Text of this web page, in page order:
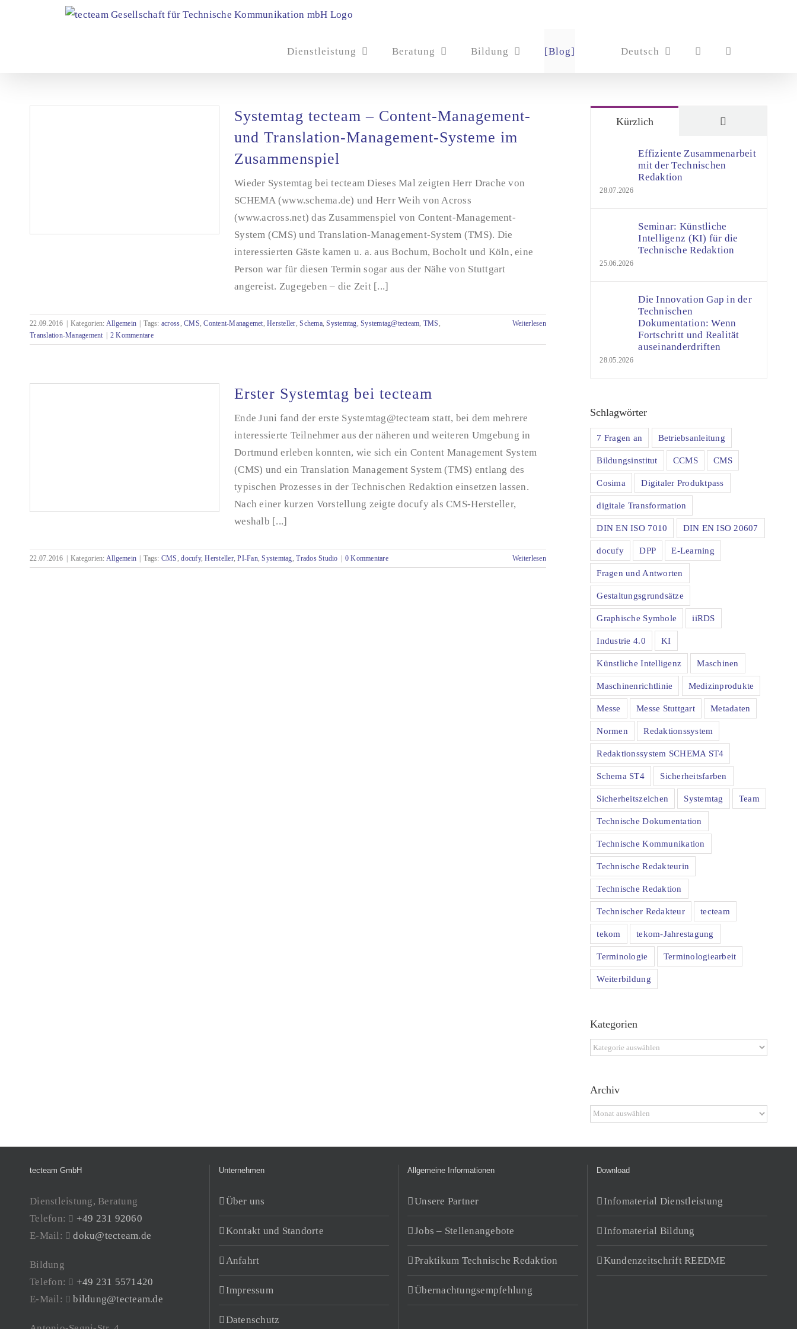
Dienstleistung Beratung Bildung [Blog] Deutsch
Zusammenspiel
Systemtag tecteam – Content-Management-
und Translation-Management-Systeme im
Zusammenspiel
Wieder Systemtag bei tecteam Dieses Mal zeigten Herr Drache von
SCHEMA (www.schema.de) und Herr Weih von Across
(www.across.net) das Zusammenspiel von Content-Management-
System (CMS) und Translation-Management-System (TMS). Die
interessierten Gäste kamen u. a. aus Bochum, Bocholt und Köln, eine
Person war für diesen Termin sogar aus der Nähe von Stuttgart
angereist. Zugegeben – die Zeit [...]
22.09.2016 Kategorien: Allgemein Tags: across,CMS,Content-Managemet,Hersteller,Schema,Systemtag,Systemtag@tecteam, TMS,
Translation-Management
2 Kommentare
Weiterlesen
Erster Systemtag bei tecteam
Ende Juni fand der erste Systemtag@tecteam statt, bei dem mehrere
interessierte Teilnehmer aus der näheren und weiteren Umgebung in
Dortmund erleben konnten, wie sich ein Content Management System
(CMS) und ein Translation Management System (TMS) entlang des
typischen Prozesses in der Technischen Redaktion einsetzen lassen.
Nach einer kurzen Vorstellung zeigte docufy als CMS-Hersteller,
weshalb [...]
22.07.2016 Kategorien: Allgemein Tags: CMS,docufy,Hersteller,PI-Fan,Systemtag,Trados Studio 0 Kommentare Weiterlesen
Kürzlich
Effiziente Zusammenarbeit
mit der Technischen
Redaktion
28.07.2026
Seminar: Künstliche
Intelligenz (KI) für die
Technische Redaktion
25.06.2026
Die Innovation Gap in der
Technischen
Dokumentation: Wenn
Fortschritt und Realität
auseinanderdriften
28.05.2026
Schlagwörter
7 Fragen an Betriebsanleitung
Bildungsinstitut CCMS CMS
Cosima Digitaler Produktpass
digitale Transformation
DIN EN ISO 7010 DIN EN ISO 20607
docufy DPP E-Learning
Fragen und Antworten
Gestaltungsgrundsätze
Graphische Symbole iiRDS
Industrie 4.0 KI
Künstliche Intelligenz Maschinen
Maschinenrichtlinie Medizinprodukte
Messe Messe Stuttgart Metadaten
Normen Redaktionssystem
Redaktionssystem SCHEMA ST4
Schema ST4 Sicherheitsfarben
Sicherheitszeichen Systemtag Team
Technische Dokumentation
Technische Kommunikation
Technische Redakteurin
Technische Redaktion
Technischer Redakteur tecteam
tekom tekom-Jahrestagung
Terminologie Terminologiearbeit
Weiterbildung
Kategorien
Kategorien
Archiv
Archiv
tecteam GmbH
Dienstleistung, Beratung
Telefon:
+49 231 92060
E-Mail:
doku@tecteam.de
Bildung
Telefon:
+49 231 5571420
E-Mail:
bildung@tecteam.de
Unternehmen
Über uns
Kontakt und Standorte
Anfahrt
Impressum
Datenschutz
Allgemeine Informationen
Unsere Partner
Jobs – Stellenangebote
Praktikum Technische Redaktion
Übernachtungsempfehlung
Download
Infomaterial Dienstleistung
Infomaterial Bildung
Kundenzeitschrift REEDME